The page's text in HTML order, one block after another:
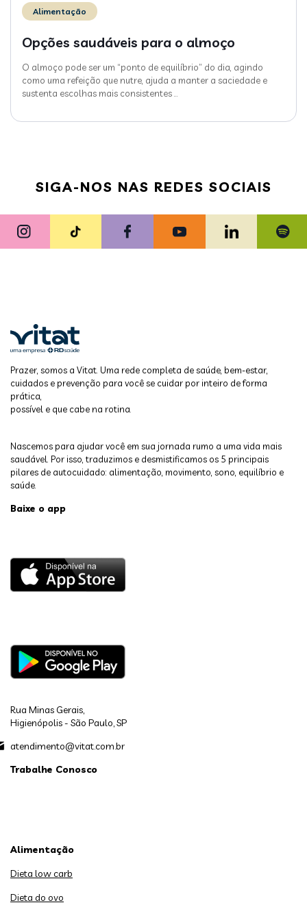
Alimentação
Opções saudáveis para o almoço
O almoço pode ser um “ponto de equilíbrio” do dia, agindo
como uma refeição que nutre, ajuda a manter a saciedade e
sustenta escolhas mais consistentes
SIGA-NOS NAS REDES SOCIAIS
Prazer, somos a Vitat. Uma rede completa de saúde, bem-estar,
cuidados e prevenção para você se cuidar por inteiro de forma
prática,
possível e que cabe na rotina.
Nascemos para ajudar você em sua jornada rumo a uma vida mais
saudável. Por isso, traduzimos e desmistificamos os 5 principais
pilares de autocuidado: alimentação, movimento, sono, equilíbrio e
saúde.
Baixe o app
Rua Minas Gerais,
Higienópolis - São Paulo, SP
atendimento@vitat.com.br
Trabalhe Conosco
Alimentação
Dieta low carb
Dieta do ovo